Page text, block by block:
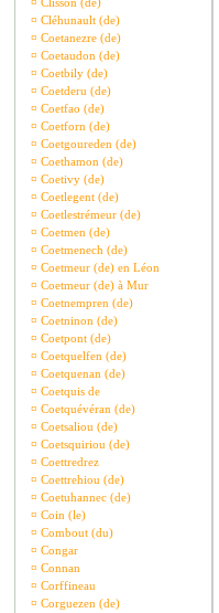
¤ Cléhunault (de)
¤ Coetanezre (de)
¤ Coetaudon (de)
¤ Coetbily (de)
¤ Coetderu (de)
¤ Coetfao (de)
¤ Coetforn (de)
¤ Coetgoureden (de)
¤ Coethamon (de)
¤ Coetivy (de)
¤ Coetlegent (de)
¤ Coetlestrémeur (de)
¤ Coetmen (de)
¤ Coetmenech (de)
¤ Coetmeur (de) en Léon
¤ Coetmeur (de) à Mur
¤ Coetnempren (de)
¤ Coetninon (de)
¤ Coetpont (de)
¤ Coetquelfen (de)
¤ Coetquenan (de)
¤ Coetquis de
¤ Coetquévéran (de)
¤ Coetsaliou (de)
¤ Coetsquiriou (de)
¤ Coettredrez
¤ Coettrehiou (de)
¤ Coetuhannec (de)
¤ Coin (le)
¤ Combout (du)
¤ Congar
¤ Connan
¤ Corffineau
¤ Corguezen (de)